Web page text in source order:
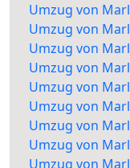
Umzug von
Umzug von
Umzug von
Umzug von
Umzug von
Umzug von
Umzug von
Umzug von
Umzug von